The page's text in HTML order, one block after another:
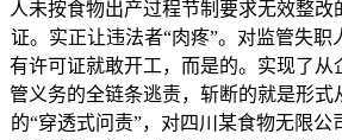
人未按食物出产过程节制要求无效整
证。实正让违法者“肉疼”。对监管失职
有许可证就敢开工，而是的。实现了从
管义务的全链条逃责，斩断的就是形式
的“穿透式问责”，对四川某食物无限